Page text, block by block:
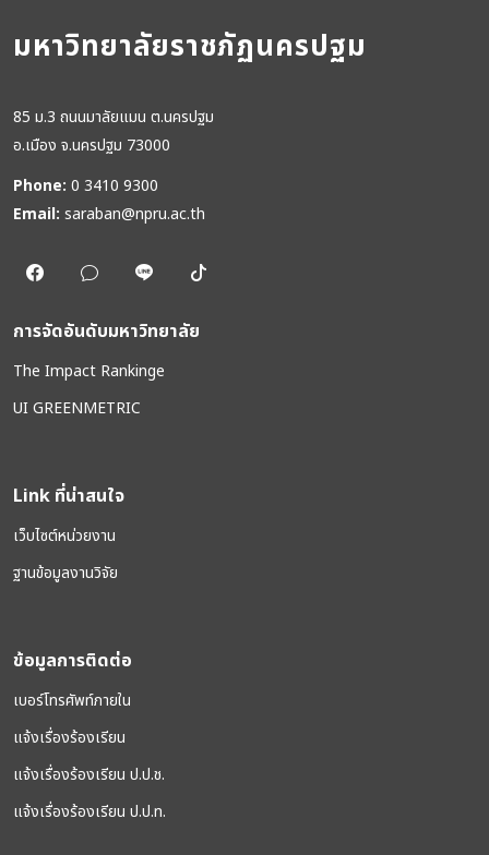
มหาวิทยาลัยราชภัฏนครปฐม
85 ม.3 ถนนมาลัยแมน ต.นครปฐม
อ.เมือง จ.นครปฐม 73000
Phone: 0 3410 9300
Email: saraban@npru.ac.th
การจัดอันดับมหาวิทยาลัย
The Impact Rankinge
UI GREENMETRIC
Link ที่น่าสนใจ
เว็บไซต์หน่วยงาน
ฐานข้อมูลงานวิจัย
ข้อมูลการติดต่อ
เบอร์โทรศัพท์ภายใน
แจ้งเรื่องร้องเรียน
แจ้งเรื่องร้องเรียน ป.ป.ช.
แจ้งเรื่องร้องเรียน ป.ป.ท.